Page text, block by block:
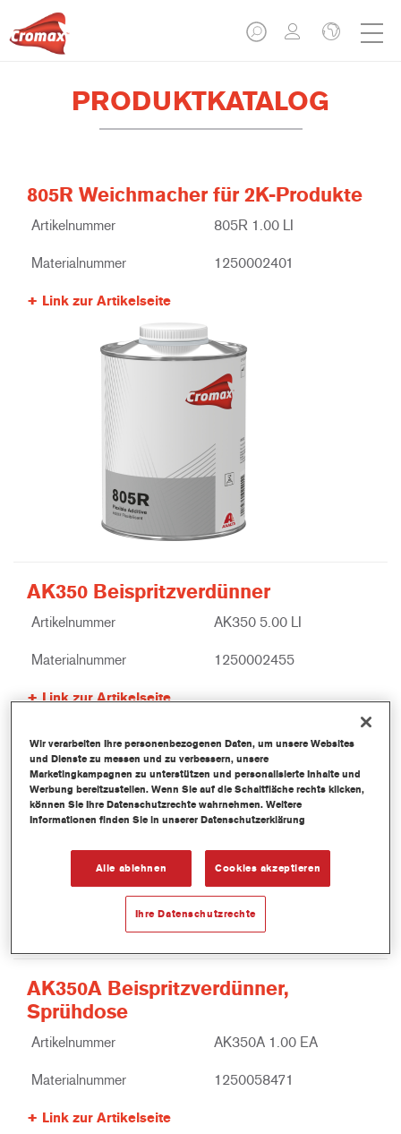
PRODUKTKATALOG
805R Weichmacher für 2K-Produkte
Artikelnummer 805R 1.00 LI
Materialnummer 1250002401
Link zur Artikelseite
AK350 Beispritzverdünner
Artikelnummer AK350 5.00 LI
Materialnummer 1250002455
Link zur Artikelseite
AK350A Beispritzverdünner,
Sprühdose
Artikelnummer AK350A 1.00 EA
Materialnummer 1250058471
Link zur Artikelseite
Wir verarbeiten Ihre personenbezogenen Daten, um unsere Websites
und Dienste zu messen und zu verbessern, unsere
Marketingkampagnen zu unterstützen und personalisierte Inhalte und
Werbung bereitzustellen. Wenn Sie auf die Schaltfläche rechts klicken,
können Sie Ihre Datenschutzrechte wahrnehmen. Weitere
Informationen finden Sie in unserer Datenschutzerklärung
Alle ablehnen Cookies akzeptieren
Ihre Datenschutzrechte